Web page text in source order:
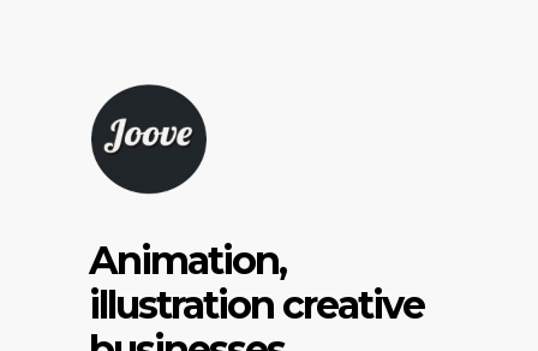
Animation,
illustration creative